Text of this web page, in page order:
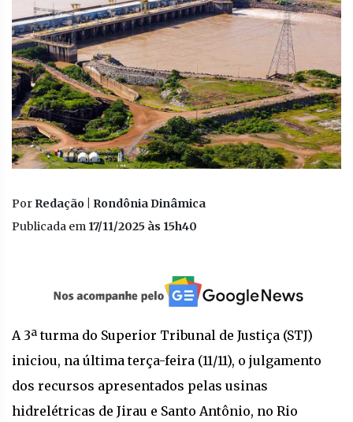
Por Redação | Rondônia Dinâmica
Publicada em 17/11/2025 às 15h40
A 3ª turma do Superior Tribunal de Justiça (STJ)
iniciou, na última terça-feira (11/11), o julgamento
dos recursos apresentados pelas usinas
hidrelétricas de Jirau e Santo Antônio, no Rio